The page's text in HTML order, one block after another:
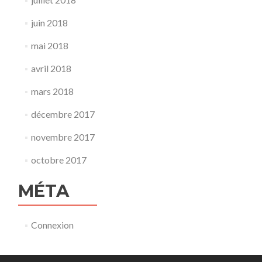
juin 2018
mai 2018
avril 2018
mars 2018
décembre 2017
novembre 2017
octobre 2017
MÉTA
Connexion